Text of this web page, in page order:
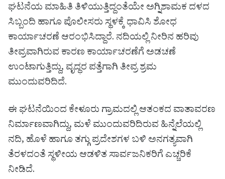
ಘಟನೆಯ ಮಾಹಿತಿ ತಿಳಿಯುತ್ತಿದ್ದಂತೆಯೇ ಅಗ್ನಿಶಾಮಕ ದಳದ
ಸಿಬ್ಬಂದಿ ಹಾಗೂ ಪೊಲೀಸರು ಸ್ಥಳಕ್ಕೆ ಧಾವಿಸಿ ಶೋಧ
ಕಾರ್ಯಾಚರಣೆ ಆರಂಭಿಸಿದ್ದಾರೆ. ನದಿಯಲ್ಲಿ ನೀರಿನ ಹರಿವು
ತೀವ್ರವಾಗಿರುವ ಕಾರಣ ಕಾರ್ಯಾಚರಣೆಗೆ ಅಡಚಣೆ
ಉಂಟಾಗುತ್ತಿದ್ದು, ವೃದ್ಧರ ಪತ್ತೆಗಾಗಿ ತೀವ್ರ ಶ್ರಮ
ಮುಂದುವರಿದಿದೆ.
ಈ ಘಟನೆಯಿಂದ ಕೇಳೂರು ಗ್ರಾಮದಲ್ಲಿ ಆತಂಕದ ವಾತಾವರಣ
ನಿರ್ಮಾಣವಾಗಿದ್ದು, ಮಳೆ ಮುಂದುವರಿದಿರುವ ಹಿನ್ನೆಲೆಯಲ್ಲಿ
ನದಿ, ಹೊಳೆ ಹಾಗೂ ತಗ್ಗು ಪ್ರದೇಶಗಳ ಬಳಿ ಅನಗತ್ಯವಾಗಿ
ತೆರಳದಂತೆ ಸ್ಥಳೀಯ ಆಡಳಿತ ಸಾರ್ವಜನಿಕರಿಗೆ ಎಚ್ಚರಿಕೆ
ನೀಡಿದೆ.